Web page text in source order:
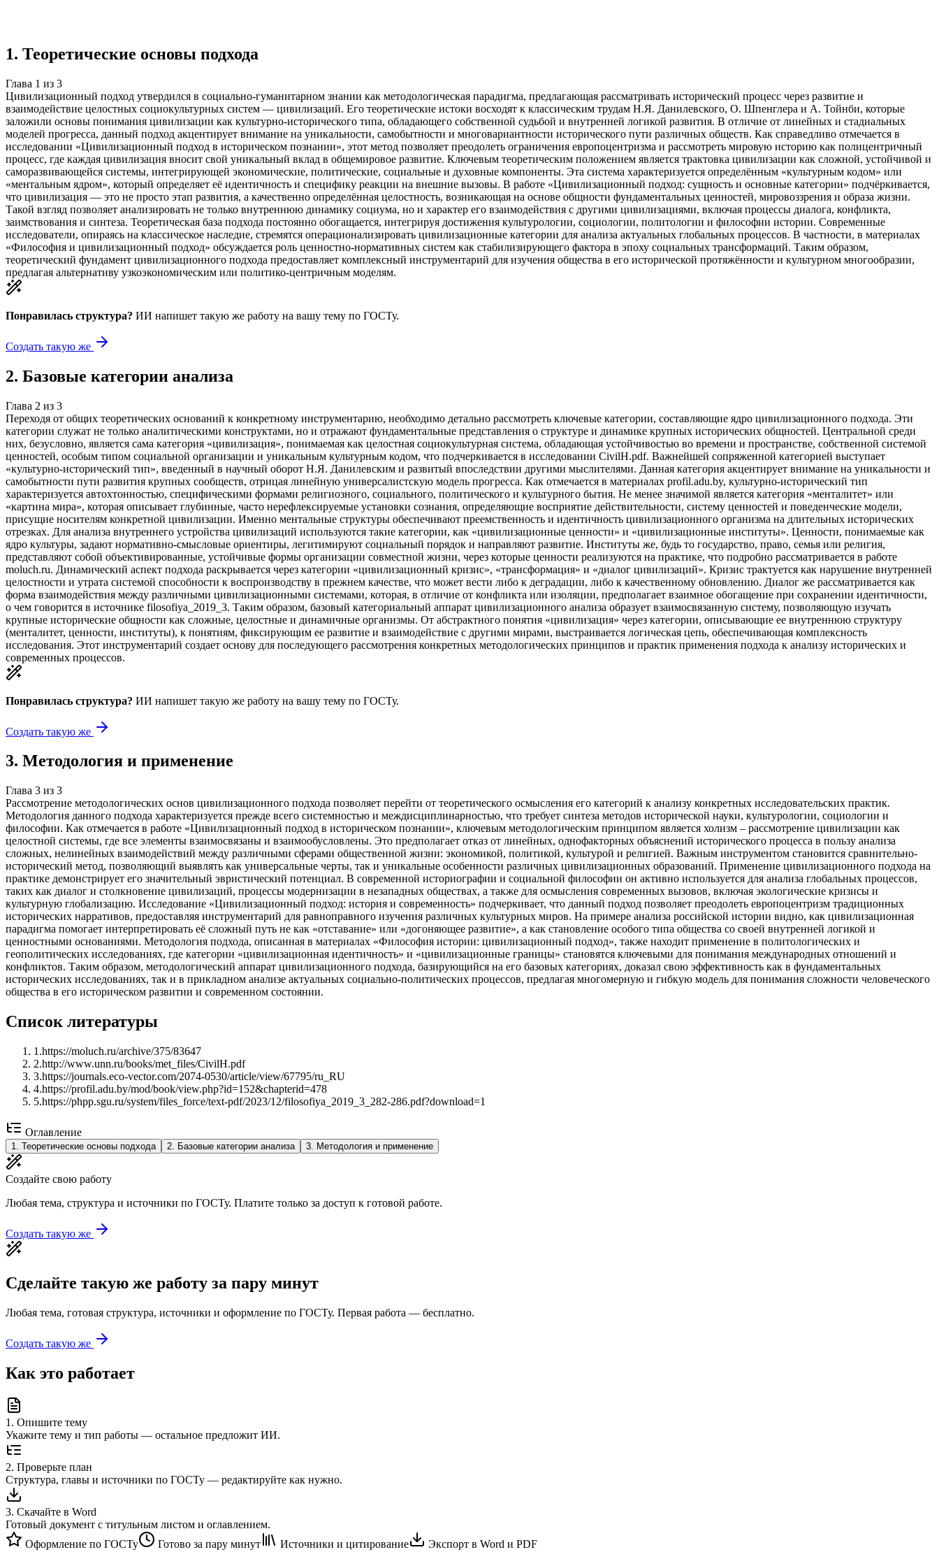
1. Теоретические основы подхода
Глава 1 из 3
Цивилизационный подход утвердился в социально-гуманитарном знании как методологическая парадигма, предлагающая рассматривать исторический процесс через развитие и
взаимодействие целостных социокультурных систем — цивилизаций. Его теоретические истоки восходят к классическим трудам Н.Я. Данилевского, О. Шпенглера и А. Тойнби, которые
заложили основы понимания цивилизации как культурно-исторического типа, обладающего собственной судьбой и внутренней логикой развития. В отличие от линейных и стадиальных
моделей прогресса, данный подход акцентирует внимание на уникальности, самобытности и многовариантности исторического пути различных обществ. Как справедливо отмечается в
исследовании «Цивилизационный подход в историческом познании», этот метод позволяет преодолеть ограничения европоцентризма и рассмотреть мировую историю как полицентричный
процесс, где каждая цивилизация вносит свой уникальный вклад в общемировое развитие. Ключевым теоретическим положением является трактовка цивилизации как сложной, устойчивой и
саморазвивающейся системы, интегрирующей экономические, политические, социальные и духовные компоненты. Эта система характеризуется определённым «культурным кодом» или
«ментальным ядром», который определяет её идентичность и специфику реакции на внешние вызовы. В работе «Цивилизационный подход: сущность и основные категории» подчёркивается,
что цивилизация — это не просто этап развития, а качественно определённая целостность, возникающая на основе общности фундаментальных ценностей, мировоззрения и образа жизни.
Такой взгляд позволяет анализировать не только внутреннюю динамику социума, но и характер его взаимодействия с другими цивилизациями, включая процессы диалога, конфликта,
заимствования и синтеза. Теоретическая база подхода постоянно обогащается, интегрируя достижения культурологии, социологии, политологии и философии истории. Современные
исследователи, опираясь на классическое наследие, стремятся операционализировать цивилизационные категории для анализа актуальных глобальных процессов. В частности, в материалах
«Философия и цивилизационный подход» обсуждается роль ценностно-нормативных систем как стабилизирующего фактора в эпоху социальных трансформаций. Таким образом,
теоретический фундамент цивилизационного подхода предоставляет комплексный инструментарий для изучения общества в его исторической протяжённости и культурном многообразии,
предлагая альтернативу узкоэкономическим или политико-центричным моделям.
Понравилась структура? ИИ напишет такую же работу на вашу тему по ГОСТу.
Создать такую же
2. Базовые категории анализа
Глава 2 из 3
Переходя от общих теоретических оснований к конкретному инструментарию, необходимо детально рассмотреть ключевые категории, составляющие ядро цивилизационного подхода. Эти
категории служат не только аналитическими конструктами, но и отражают фундаментальные представления о структуре и динамике крупных исторических общностей. Центральной среди
них, безусловно, является сама категория «цивилизация», понимаемая как целостная социокультурная система, обладающая устойчивостью во времени и пространстве, собственной системой
ценностей, особым типом социальной организации и уникальным культурным кодом, что подчеркивается в исследовании CivilH.pdf. Важнейшей сопряженной категорией выступает
«культурно-исторический тип», введенный в научный оборот Н.Я. Данилевским и развитый впоследствии другими мыслителями. Данная категория акцентирует внимание на уникальности и
самобытности пути развития крупных сообществ, отрицая линейную универсалистскую модель прогресса. Как отмечается в материалах profil.adu.by, культурно-исторический тип
характеризуется автохтонностью, специфическими формами религиозного, социального, политического и культурного бытия. Не менее значимой является категория «менталитет» или
«картина мира», которая описывает глубинные, часто нерефлексируемые установки сознания, определяющие восприятие действительности, систему ценностей и поведенческие модели,
присущие носителям конкретной цивилизации. Именно ментальные структуры обеспечивают преемственность и идентичность цивилизационного организма на длительных исторических
отрезках. Для анализа внутреннего устройства цивилизаций используются такие категории, как «цивилизационные ценности» и «цивилизационные институты». Ценности, понимаемые как
ядро культуры, задают нормативно-смысловые ориентиры, легитимируют социальный порядок и направляют развитие. Институты же, будь то государство, право, семья или религия,
представляют собой объективированные, устойчивые формы организации совместной жизни, через которые ценности реализуются на практике, что подробно рассматривается в работе
moluch.ru. Динамический аспект подхода раскрывается через категории «цивилизационный кризис», «трансформация» и «диалог цивилизаций». Кризис трактуется как нарушение внутренней
целостности и утрата системой способности к воспроизводству в прежнем качестве, что может вести либо к деградации, либо к качественному обновлению. Диалог же рассматривается как
форма взаимодействия между различными цивилизационными системами, которая, в отличие от конфликта или изоляции, предполагает взаимное обогащение при сохранении идентичности,
о чем говорится в источнике filosofiya_2019_3. Таким образом, базовый категориальный аппарат цивилизационного анализа образует взаимосвязанную систему, позволяющую изучать
крупные исторические общности как сложные, целостные и динамичные организмы. От абстрактного понятия «цивилизация» через категории, описывающие ее внутреннюю структуру
(менталитет, ценности, институты), к понятиям, фиксирующим ее развитие и взаимодействие с другими мирами, выстраивается логическая цепь, обеспечивающая комплексность
исследования. Этот инструментарий создает основу для последующего рассмотрения конкретных методологических принципов и практик применения подхода к анализу исторических и
современных процессов.
Понравилась структура? ИИ напишет такую же работу на вашу тему по ГОСТу.
Создать такую же
3. Методология и применение
Глава 3 из 3
Рассмотрение методологических основ цивилизационного подхода позволяет перейти от теоретического осмысления его категорий к анализу конкретных исследовательских практик.
Методология данного подхода характеризуется прежде всего системностью и междисциплинарностью, что требует синтеза методов исторической науки, культурологии, социологии и
философии. Как отмечается в работе «Цивилизационный подход в историческом познании», ключевым методологическим принципом является холизм – рассмотрение цивилизации как
целостной системы, где все элементы взаимосвязаны и взаимообусловлены. Это предполагает отказ от линейных, однофакторных объяснений исторического процесса в пользу анализа
сложных, нелинейных взаимодействий между различными сферами общественной жизни: экономикой, политикой, культурой и религией. Важным инструментом становится сравнительно-
исторический метод, позволяющий выявлять как универсальные черты, так и уникальные особенности различных цивилизационных образований. Применение цивилизационного подхода на
практике демонстрирует его значительный эвристический потенциал. В современной историографии и социальной философии он активно используется для анализа глобальных процессов,
таких как диалог и столкновение цивилизаций, процессы модернизации в незападных обществах, а также для осмысления современных вызовов, включая экологические кризисы и
культурную глобализацию. Исследование «Цивилизационный подход: история и современность» подчеркивает, что данный подход позволяет преодолеть европоцентризм традиционных
исторических нарративов, предоставляя инструментарий для равноправного изучения различных культурных миров. На примере анализа российской истории видно, как цивилизационная
парадигма помогает интерпретировать её сложный путь не как «отставание» или «догоняющее развитие», а как становление особого типа общества со своей внутренней логикой и
ценностными основаниями. Методология подхода, описанная в материалах «Философия истории: цивилизационный подход», также находит применение в политологических и
геополитических исследованиях, где категории «цивилизационная идентичность» и «цивилизационные границы» становятся ключевыми для понимания международных отношений и
конфликтов. Таким образом, методологический аппарат цивилизационного подхода, базирующийся на его базовых категориях, доказал свою эффективность как в фундаментальных
исторических исследованиях, так и в прикладном анализе актуальных социально-политических процессов, предлагая многомерную и гибкую модель для понимания сложности человеческого
общества в его историческом развитии и современном состоянии.
Список литературы
1 .https://moluch.ru/archive/375/83647
2.http://www.unn.ru/books/met_files/CivilH.pdf
3.https://journals.eco-vector.com/2074-0530/article/view/67795/ru_RU
4.https://profil.adu.by/mod/book/view.php?id=152&chapterid=478
5.https://phpp.sgu.ru/system/files_force/text-pdf/2023/12/filosofiya_2019_3_282-286.pdf?download=1
Оглавление
1. Теоретические основы подхода 2. Базовые категории анализа 3. Методология и применение
Создайте свою работу
Любая тема, структура и источники по ГОСТу. Платите только за доступ к готовой работе.
Создать такую же
Сделайте такую же работу за пару минут
Любая тема, готовая структура, источники и оформление по ГОСТу. Первая работа — бесплатно.
Создать такую же
Как это работает
1 . Опишите тему
Укажите тему и тип работы — остальное предложит ИИ.
2. Проверьте план
Структура, главы и источники по ГОСТу — редактируйте как нужно.
3. Скачайте в Word
Готовый документ с титульным листом и оглавлением.
Оформление по ГОСТу
Готово за пару минут Источники и цитирование Экспорт в Word и PDF